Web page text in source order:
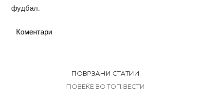
фудбал.
Коментари
ПОВРЗАНИ СТАТИИ
ПОВЕЌЕ ВО ТОП ВЕСТИ